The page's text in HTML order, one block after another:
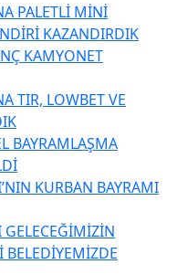
PALETLİ MİNİ
KAZANDIRDIK
KAMYONET
TIR, LOWBET VE
BAYRAMLAŞMA
KURBAN BAYRAMI